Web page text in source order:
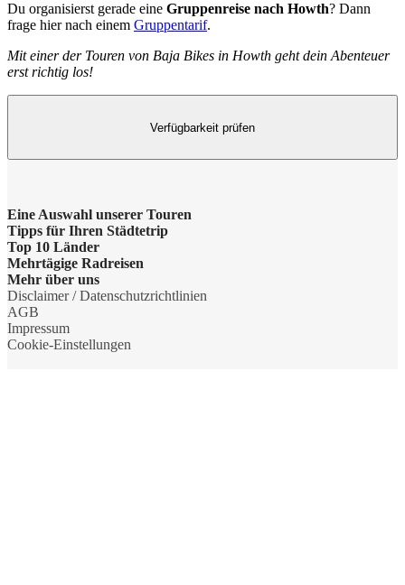
Du organisierst gerade eine Gruppenreise nach Howth? Dann
frage hier nach einem Gruppentarif.
Mit einer der Touren von Baja Bikes in Howth geht dein Abenteuer
erst richtig los!
Verfügbarkeit prüfen
Eine Auswahl unserer Touren
Barcelona Highlights Tour
Berlin Highlights Tour
Highlights von Paris
Private Tour Tallinn
Tipps für Ihren Städtetrip
Strände bei Athen
Barcelonas Stadtteile
Nahverkehr in Dublin
Shopping in Amsterdam
Top 10 Länder
Niederlande
Deutschland
England
Mehrtägige Radreisen
Radreise Niederlande
Radreise Amsterdam
Mehr über uns
Gruppenreisen
Nachhaltigkeit
Disclaimer / Datenschutzrichtlinien
AGB
Impressum
Cookie-Einstellungen